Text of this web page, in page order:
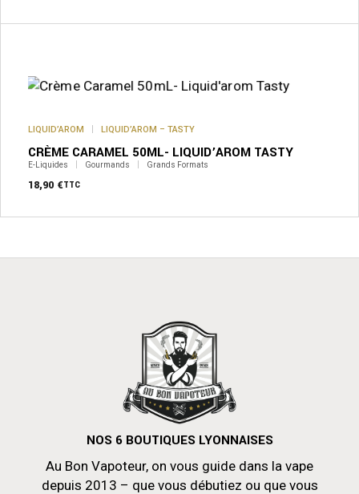
LIQUID’AROM LIQUID’AROM – TASTY
CRÈME CARAMEL 50ML- LIQUID’AROM TASTY
E-Liquides Gourmands Grands Formats
18,90 €TTC
NOS 6 BOUTIQUES LYONNAISES
Au Bon Vapoteur, on vous guide dans la vape
depuis 2013 – que vous débutiez ou que vous